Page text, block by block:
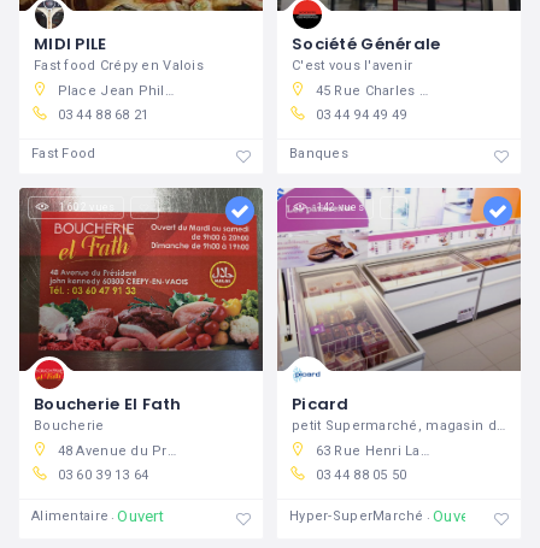
MIDI PILE
Fast food Crépy en Valois
Place Jean Philippe Rameau, 60800 Crépy-en-Valois, France
03 44 88 68 21
Fast Food
Société Générale
C'est vous l'avenir
45 Rue Charles De Gaulle, 60800 Crépy-en-Valois, France
03 44 94 49 49
Banques
1 602 vues
Boucherie El Fath
Boucherie
48 Avenue du Président John Kennedy, crépy
03 60 39 13 64
Alimentaire Ouvert
142 vues
Picard
63 Rue Henri Laroche, 60800 Crépy-en-Valois, France
03 44 88 05 50
Hyper-SuperMarché Ouvert